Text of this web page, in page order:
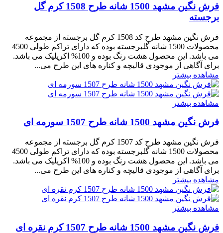
فرش نگین مشهد 1500 شانه طرح 1508 کرم گل
برجسته
فرش نگین مشهد طرح کد 1508 کرم گل برجسته از مجموعه
محصولات 1500 شانه گلبرجسته بوده که دارای تراکم طولی 4500
می باشد. این محصول هشت رنگ بوده و 100% اکریلیک می باشد.
برای آگاهی از موجودی قالیچه و کناره های این طرح می...
مشاهده بیشتر
مشاهده بیشتر
فرش نگین مشهد 1500 شانه طرح 1507 سورمه ای
فرش نگین مشهد طرح کد 1507 کرم گل برجسته از مجموعه
محصولات 1500 شانه گلبرجسته بوده که دارای تراکم طولی 4500
می باشد. این محصول هشت رنگ بوده و 100% اکریلیک می باشد.
برای آگاهی از موجودی قالیچه و کناره های این طرح می...
مشاهده بیشتر
مشاهده بیشتر
فرش نگین مشهد 1500 شانه طرح 1507 کرم نقره ای